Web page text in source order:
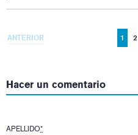
ANTERIOR 1 2
Hacer un comentario
APELLIDO*